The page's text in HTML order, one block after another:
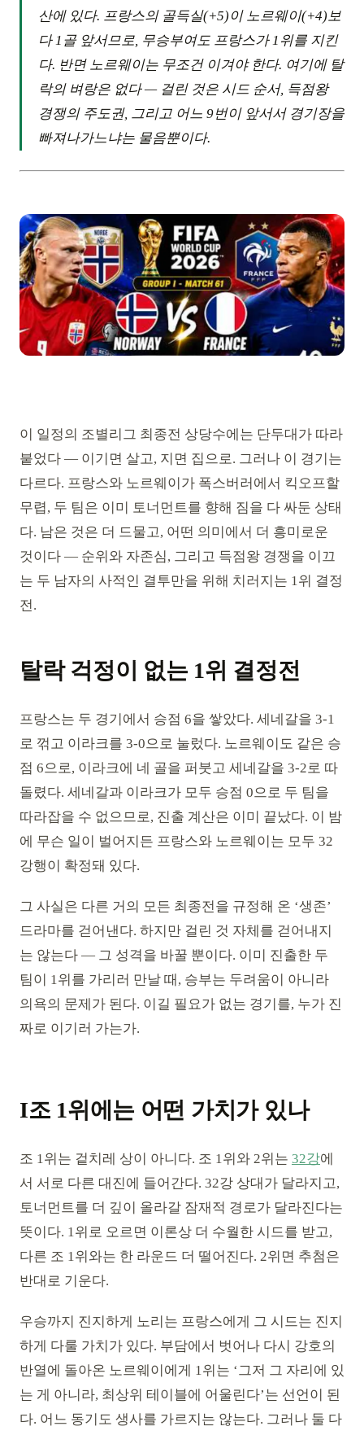
산에 있다. 프랑스의 골득실(+5)이 노르웨이(+4)보
다 1골 앞서므로, 무승부여도 프랑스가 1위를 지킨
다. 반면 노르웨이는 무조건 이겨야 한다. 여기에 탈
락의 벼랑은 없다 — 걸린 것은 시드 순서, 득점왕
경쟁의 주도권, 그리고 어느 9번이 앞서서 경기장을
빠져나가느냐는 물음뿐이다.
이 일정의 조별리그 최종전 상당수에는 단두대가 따라
붙었다 — 이기면 살고, 지면 집으로. 그러나 이 경기는
다르다. 프랑스와 노르웨이가 폭스버러에서 킥오프할
무렵, 두 팀은 이미 토너먼트를 향해 짐을 다 싸둔 상태
다. 남은 것은 더 드물고, 어떤 의미에서 더 흥미로운
것이다 — 순위와 자존심, 그리고 득점왕 경쟁을 이끄
는 두 남자의 사적인 결투만을 위해 치러지는 1위 결정
전.
탈락 걱정이 없는 1위 결정전
프랑스는 두 경기에서 승점 6을 쌓았다. 세네갈을 3-1
로 꺾고 이라크를 3-0으로 눌렀다. 노르웨이도 같은 승
점 6으로, 이라크에 네 골을 퍼붓고 세네갈을 3-2로 따
돌렸다. 세네갈과 이라크가 모두 승점 0으로 두 팀을
따라잡을 수 없으므로, 진출 계산은 이미 끝났다. 이 밤
에 무슨 일이 벌어지든 프랑스와 노르웨이는 모두 32
강행이 확정돼 있다.
그 사실은 다른 거의 모든 최종전을 규정해 온 ‘생존’
드라마를 걷어낸다. 하지만 걸린 것 자체를 걷어내지
는 않는다 — 그 성격을 바꿀 뿐이다. 이미 진출한 두
팀이 1위를 가리러 만날 때, 승부는 두려움이 아니라
의욕의 문제가 된다. 이길 필요가 없는 경기를, 누가 진
짜로 이기러 가는가.
I조 1위에는 어떤 가치가 있나
조 1위는 겉치레 상이 아니다. 조 1위와 2위는 32강에
서 서로 다른 대진에 들어간다. 32강 상대가 달라지고,
토너먼트를 더 깊이 올라갈 잠재적 경로가 달라진다는
뜻이다. 1위로 오르면 이론상 더 수월한 시드를 받고,
다른 조 1위와는 한 라운드 더 떨어진다. 2위면 추첨은
반대로 기운다.
우승까지 진지하게 노리는 프랑스에게 그 시드는 진지
하게 다룰 가치가 있다. 부담에서 벗어나 다시 강호의
반열에 돌아온 노르웨이에게 1위는 ‘그저 그 자리에 있
는 게 아니라, 최상위 테이블에 어울린다’는 선언이 된
다. 어느 동기도 생사를 가르지는 않는다. 그러나 둘 다